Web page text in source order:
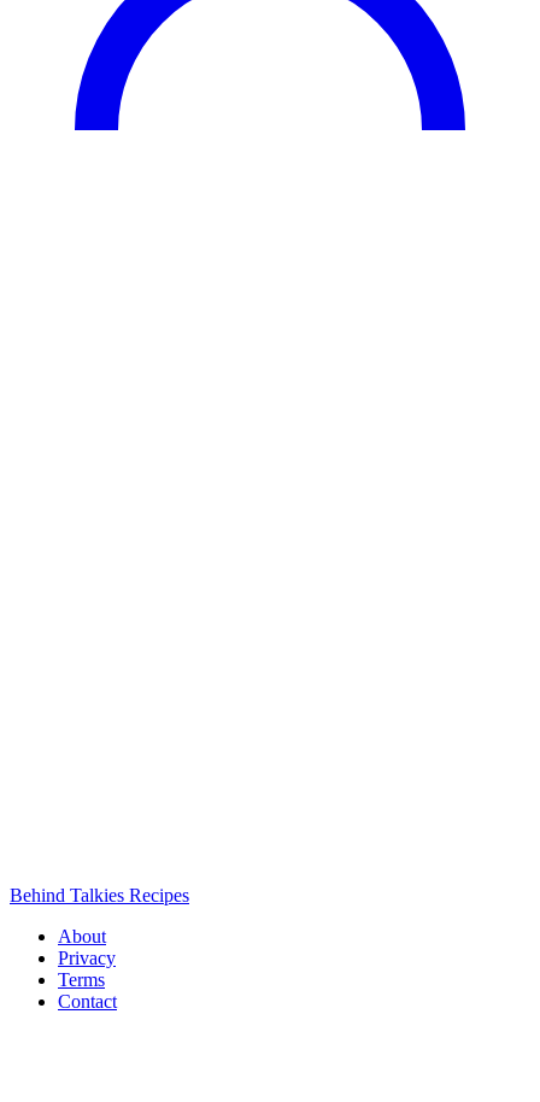
Behind Talkies Recipes
About
Privacy
Terms
Contact